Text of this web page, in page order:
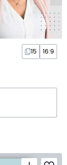
15 16:9